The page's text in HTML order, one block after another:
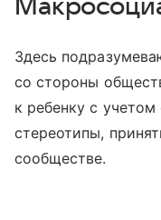
Здесь
со стороны
к ребенку с учетом
стереотипы,
сообществе.